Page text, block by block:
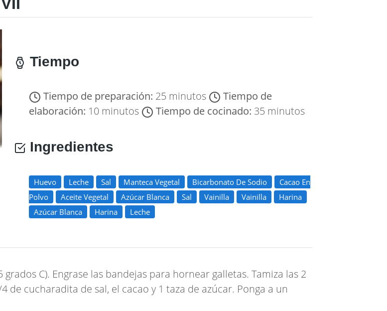
Tiempo
Tiempo de preparación: 25 minutos
Tiempo de
elaboración: 10 minutos Tiempo de cocinado: 35 minutos
Ingredientes
Huevo Leche Sal Manteca Vegetal Bicarbonato De Sodio
Cacao En
Polvo
Aceite Vegetal Azúcar Blanca Sal Vainilla Vainilla
Harina
Azúcar Blanca
Harina Leche
C). Engrase las bandejas para hornear galletas. Tamiza las 2
de cucharadita de sal, el cacao y 1 taza de azúcar. Ponga a un